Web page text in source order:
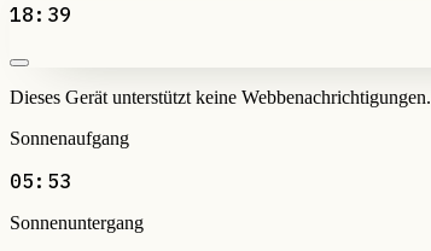
18:39
Dieses Gerät unterstützt keine Webbenachrichtigungen.
Sonnenaufgang
05:53
Sonnenuntergang